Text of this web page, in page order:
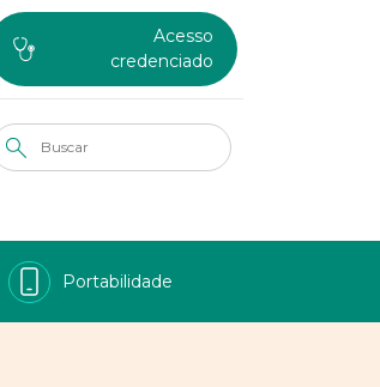
Acesso
credenciado
Portabilidade